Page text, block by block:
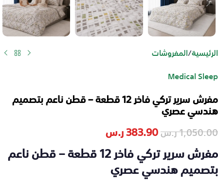
الرئيسية/المفروشات
Medical Sleep
مفرش سرير تركي فاخر 12 قطعة – قطن ناعم بتصميم
هندسي عصري
1,050.00ر.س383.90ر.س
مفرش سرير تركي فاخر 12 قطعة – قطن ناعم
بتصميم هندسي عصري